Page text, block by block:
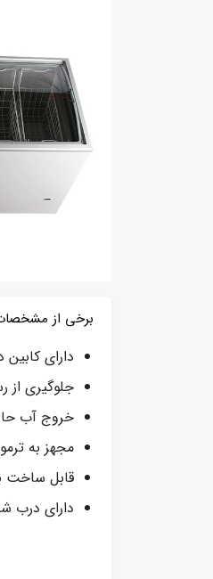
برخی از
دارای
جلوگیری
خروج آب
مجهز به
قابل ساخت
دارای درب